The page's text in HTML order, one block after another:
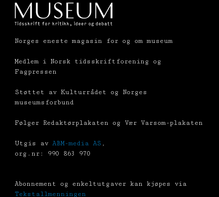
Norges eneste magasin for og om museum
Medlem i Norsk tidsskriftforening og
Fagpressen
Støttet av Kulturrådet og Norges
museumsforbund
Følger Redaktørplakaten og Vær Varsom-plakaten
Utgis av ABM-media AS ,
org.nr: 990 863 970
Abonnement og enkeltutgaver kan kjøpes via
Tekstallmenningen